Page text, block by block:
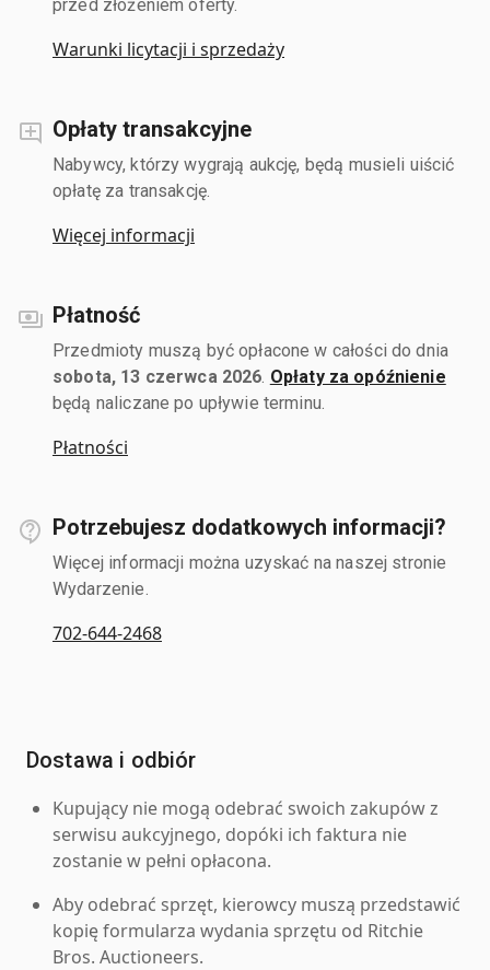
przed złożeniem oferty.
Warunki licytacji i sprzedaży
Opłaty transakcyjne
Nabywcy, którzy wygrają aukcję, będą musieli uiścić
opłatę za transakcję.
Więcej informacji
Płatność
Przedmioty muszą być opłacone w całości do dnia
sobota, 13 czerwca 2026 Opłaty za opóźnienie
będą naliczane po upływie terminu.
Płatności
Potrzebujesz dodatkowych informacji?
Więcej informacji można uzyskać na naszej stronie
Wydarzenie.
702-644-2468
Dostawa i odbiór
Kupujący nie mogą odebrać swoich zakupów z
serwisu aukcyjnego, dopóki ich faktura nie
zostanie w pełni opłacona.
Aby odebrać sprzęt, kierowcy muszą przedstawić
kopię formularza wydania sprzętu od Ritchie
Bros. Auctioneers.